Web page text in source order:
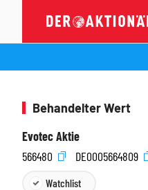
Behandelter Wert
Evotec Aktie
566480
DE0005664809
Watchlist